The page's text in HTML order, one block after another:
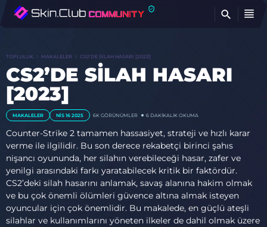
TOPLULUK MAKALELER CS2’DE SILAH HASARI [2023]
CS2’DE SILAH HASARI
[2023]
MAKALELER NIS 16 2025 6K GÖRÜNÜMLER 6 DAKIKALIK OKUMA
Counter-Strike 2 tamamen hassasiyet, strateji ve hızlı karar
verme ile ilgilidir. Bu son derece rekabetçi birinci şahıs
nişancı oyununda, her silahın verebileceği hasar, zafer ve
yenilgi arasındaki farkı yaratabilecek kritik bir faktördür.
CS2’deki silah hasarını anlamak, savaş alanına hakim olmak
ve bu çok önemli ölümleri güvence altına almak isteyen
oyuncular için çok önemlidir. Bu makalede, en güçlü ateşli
silahlar ve kullanımlarını yöneten ilkeler de dahil olmak üzere